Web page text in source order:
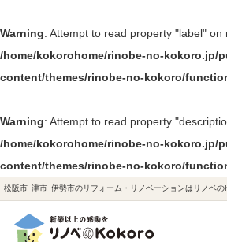
Warning: Attempt to read property "label" on
/home/kokorohome/rinobe-no-kokoro.jp/
content/themes/rinobe-no-kokoro/
Warning: Attempt to read property
/home/kokorohome/rinobe-no-kokoro.jp/
content/themes/rinobe-no-kokoro/
松阪市･津市･伊勢市のリフォーム・リノベーションはリノベ